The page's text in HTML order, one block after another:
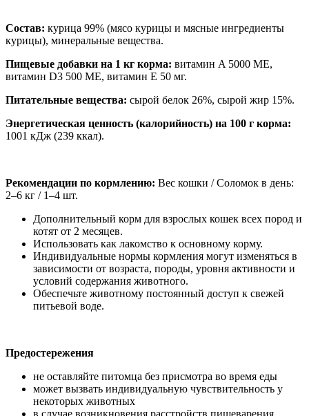
Состав: курица 99% (мясо курицы и мясные ингредиенты
курицы), минеральные вещества.
Пищевые добавки на 1 кг корма: витамин A 5000 МЕ,
витамин D3 500 МЕ, витамин E 50 мг.
Питательные вещества: сырой белок 26%, сырой жир 15%.
Энергетическая ценность (калорийность) на 100 г корма:
1001 кДж (239 ккал).
Рекомендации по кормлению: Вес кошки / Соломок в день:
2–6 кг / 1–4 шт.
Дополнительный корм для взрослых кошек всех пород и
котят от 2 месяцев.
Использовать как лакомство к основному корму.
Индивидуальные нормы кормления могут изменяться в
зависимости от возраста, породы, уровня активности и
условий содержания животного.
Обеспечьте животному постоянный доступ к свежей
питьевой воде.
Предостережения
не оставляйте питомца без присмотра во время еды
может вызвать индивидуальную чувствительность у
некоторых животных
в случае возникновения расстройств пищеварения